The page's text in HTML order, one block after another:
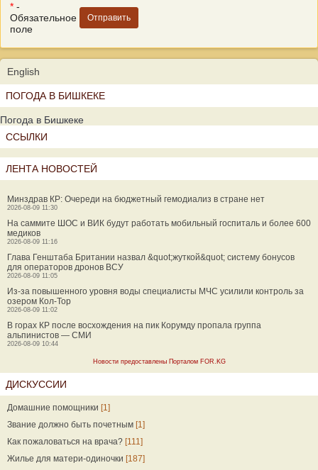
* -
Обязательное
поле
English
ПОГОДА В БИШКЕКЕ
Погода в Бишкеке
ССЫЛКИ
ЛЕНТА НОВОСТЕЙ
Минздрав КР: Очереди на бюджетный гемодиализ в стране нет
2026-08-09 11:30
На саммите ШОС и ВИК будут работать мобильный госпиталь и более 600
медиков
2026-08-09 11:16
Глава Генштаба Британии назвал &quot;жуткой&quot; систему бонусов
для операторов дронов ВСУ
2026-08-09 11:05
Из-за повышенного уровня воды специалисты МЧС усилили контроль за
озером Кол-Тор
2026-08-09 11:02
В горах КР после восхождения на пик Корумду пропала группа
альпинистов — СМИ
2026-08-09 10:44
Новости предоставлены Порталом FOR.KG
ДИСКУССИИ
Домашние помощники [1]
Звание должно быть почетным [1]
Как пожаловаться на врача? [111]
Жилье для матери-одиночки [187]